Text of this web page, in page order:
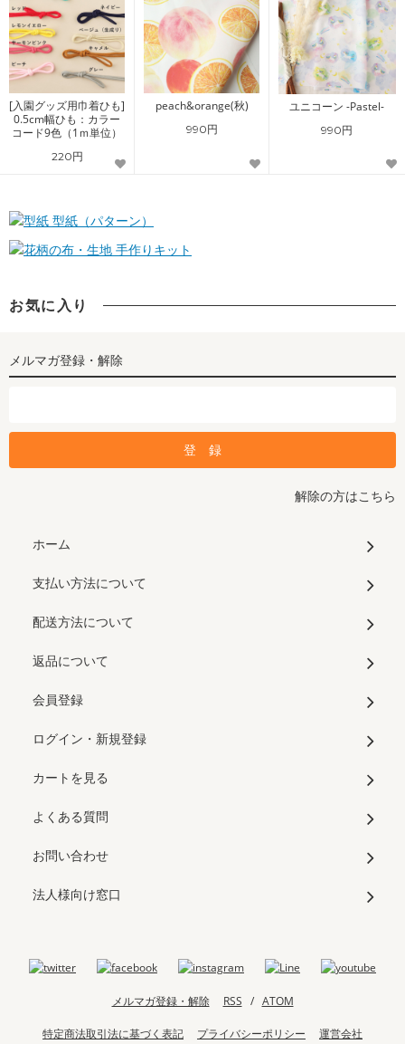
[入園グッズ用巾着ひも]
0.5cm幅ひも：カラー
コード9色（1ｍ単位）
220円
peach&orange(秋)
990円
ユニコーン -Pastel-
990円
型紙（パターン）
手作りキット
お気に入り
メルマガ登録・解除
解除の方はこちら
ホーム
支払い方法について
配送方法について
返品について
会員登録
ログイン・新規登録
カートを見る
よくある質問
お問い合わせ
法人様向け窓口
メルマガ登録・解除 RSS / ATOM
特定商法取引法に基づく表記 プライバシーポリシー 運営会社